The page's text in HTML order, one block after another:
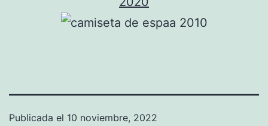
Publicada el 10 noviembre, 2022